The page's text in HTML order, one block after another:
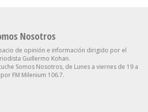
Nosotros
de opinión e información dirigido por el
Guillermo Kohan.
Somos Nosotros, de Lunes a viernes de 19 a
FM Milenium 106.7.